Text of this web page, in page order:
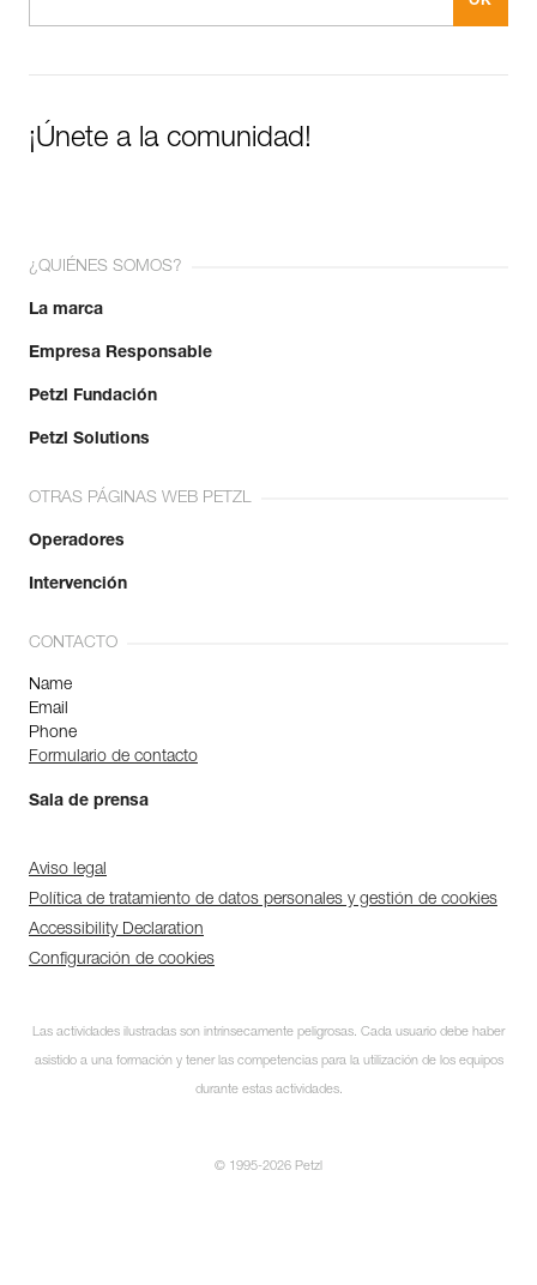
¡Únete a la comunidad!
¿QUIÉNES SOMOS?
La marca
Empresa Responsable
Petzl Fundación
Petzl Solutions
OTRAS PÁGINAS WEB PETZL
Operadores
Intervención
CONTACTO
Name
Email
Phone
Formulario de contacto
Sala de prensa
Aviso legal
Política de tratamiento de datos personales y gestión de cookies
Accessibility Declaration
Configuración de cookies
Las actividades ilustradas son intrínsecamente peligrosas. Cada usuario debe haber
asistido a una formación y tener las competencias para la utilización de los equipos
durante estas actividades.
© 1995-2026 Petzl